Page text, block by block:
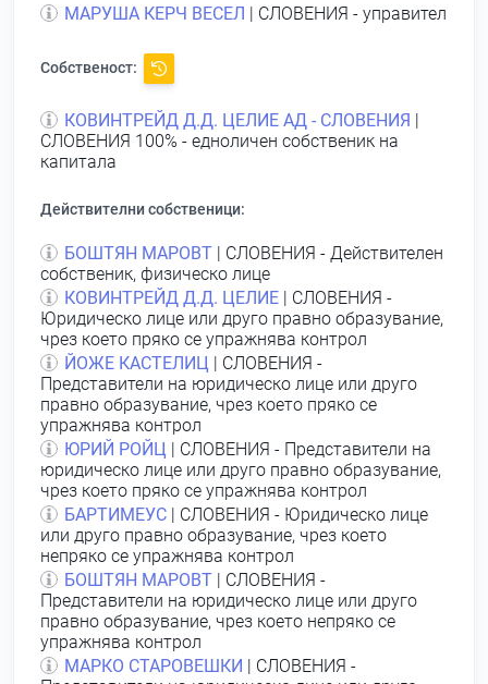
МАРУША КЕРЧ ВЕСЕЛ | СЛОВЕНИЯ - управител
Собственост:
КОВИНТРЕЙД Д.Д. ЦЕЛИЕ АД - СЛОВЕНИЯ
СЛОВЕНИЯ 100% - едноличен собственик на
капитала
Действителни собственици:
БОШТЯН МАРОВТ | СЛОВЕНИЯ - Действителен
собственик, физическо лице
КОВИНТРЕЙД Д.Д. ЦЕЛИЕ | СЛОВЕНИЯ -
Юридическо лице или друго правно образувание,
чрез което пряко се упражнява контрол
ЙОЖЕ КАСТЕЛИЦ | СЛОВЕНИЯ -
Представители на юридическо лице или друго
правно образувание, чрез което пряко се
упражнява контрол
ЮРИЙ РОЙЦ | СЛОВЕНИЯ - Представители на
юридическо лице или друго правно образувание,
чрез което пряко се упражнява контрол
БАРТИМЕУС | СЛОВЕНИЯ - Юридическо лице
или друго правно образувание, чрез което
непряко се упражнява контрол
БОШТЯН МАРОВТ | СЛОВЕНИЯ -
Представители на юридическо лице или друго
правно образувание, чрез което непряко се
упражнява контрол
МАРКО СТАРОВЕШКИ
| СЛОВЕНИЯ -